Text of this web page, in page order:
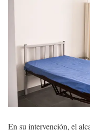
En su intervención, el